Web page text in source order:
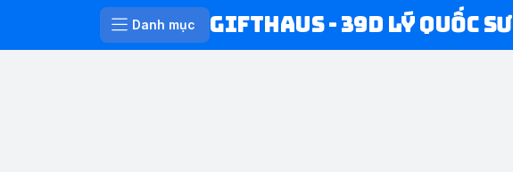
Danh mục Gifthaus - 39D Lý Quốc Sư